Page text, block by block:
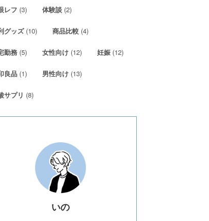
レフ (3) 体験談 (2)
グッズ(10) 商品比較 (4)
勤務 (5) 女性向け (12) 妊娠 (12)
良品 (1) 男性向け (13)
サプリ (8)
いの